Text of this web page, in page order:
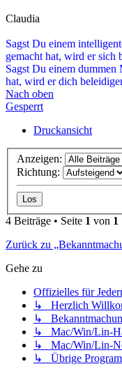
Claudia
Sagst Du einem
gemacht hat, wird er sich
Sagst Du einem dummen
hat, wird er dich
Nach oben
Gesperrt
Druckansicht
Anzeigen:
Richtung:
4 Beiträge • Seite 1 von 1
Zurück zu
Gehe zu
Offizielles für
↳ Herzlich
↳
↳ Mac/Win/Lin-
↳ Mac/Win/Lin-
↳ Übrige